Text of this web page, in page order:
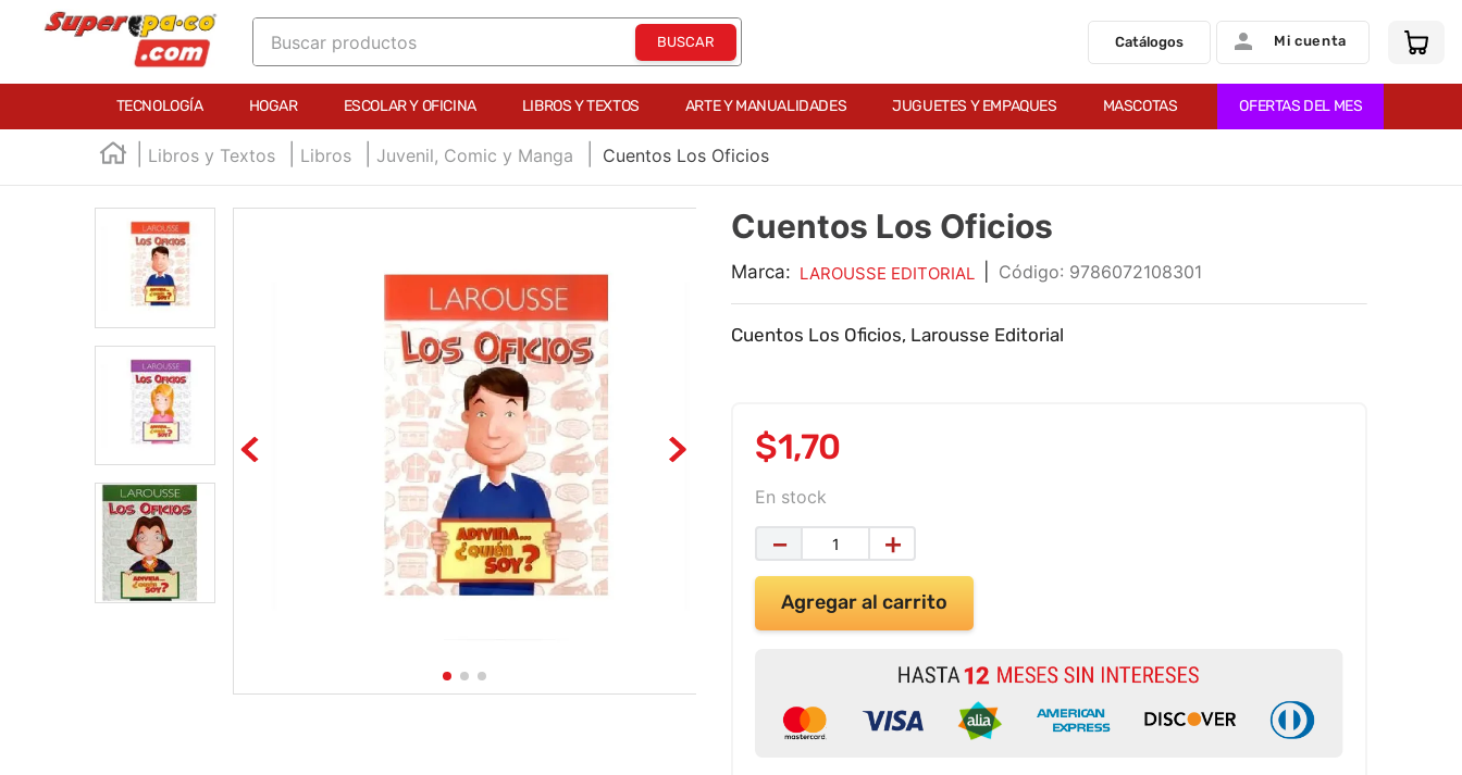
Buscar productos
Catálogos Mi cuenta
TECNOLOGÍA HOGAR ESCOLAR Y OFICINA LIBROS Y TEXTOS ARTE Y MANUALIDADES JUGUETES Y EMPAQUES MASCOTAS OFERTAS DEL MES
Libros y Textos Libros Juvenil, Comic y Manga Cuentos Los Oficios
Cuentos Los Oficios
Marca: LAROUSSE EDITORIAL : 9786072108301
Cuentos Los Oficios, Larousse Editorial
$1,70
En stock
＋
－
Agregar al carrito
TÉRMINOS MÁS BUSCADOS
2
marcador e300